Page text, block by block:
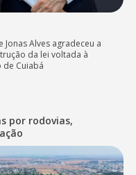
Alves agradeceu a
da lei voltada à
Cuiabá
por rodovias,